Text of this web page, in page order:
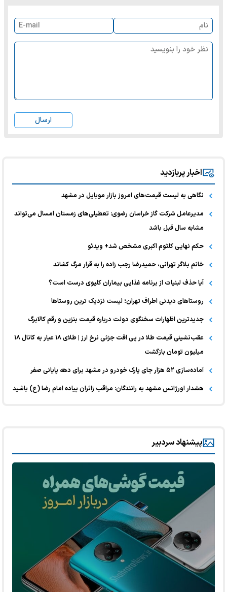
ارسال
اخبار پربازدید
نگاهی به لیست قیمت‌های امروز بازار موبایل در مشهد
مدیرعامل شرکت گاز خراسان رضوی: تعطیلی‌های زمستان امسال می‌تواند
مشابه سال قبل باشد
حکم نهایی کلثوم اکبری مشخص شد+ ویدئو
خانم بلاگر تهرانی، حمیدرضا رجب زاده را به قرار مرگ کشاند
آیا حذف لبنیات از برنامه غذایی بیماران کلیوی درست است؟
روستاهای دیدنی اطراف تهران؛ لیست نزدیک ترین روستاها
جدیدترین اظهارات سخنگوی دولت درباره قیمت بنزین و رقم کالابرگ
عقب‌نشینی قیمت طلا در پی افت جزئی نرخ ارز | طلای ۱۸ عیار به کانال ۱۸
میلیون تومان بازگشت
آماده‌سازی ۵۲ هزار جای پارک خودرو در مشهد برای دهه پایانی صفر
هشدار اورژانس مشهد به رانندگان: مراقب زائران پیاده امام رضا (ع) باشید
پیشنهاد سردبیر